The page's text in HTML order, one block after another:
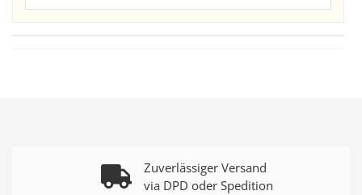
Zuverlässiger Versand
via DPD oder Spedition